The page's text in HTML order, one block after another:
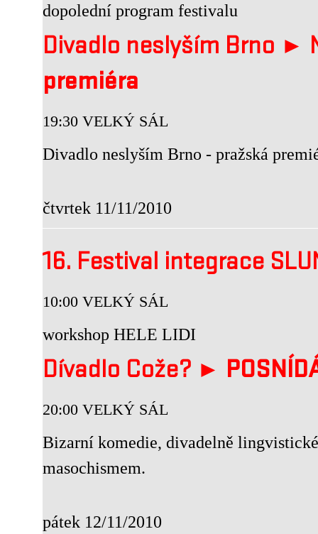
dopolední program festivalu
Divadlo neslyším Brno ►
premiéra
19:30 VELKÝ SÁL
Divadlo neslyším Brno - pražská
čtvrtek 11/11/2010
16. Festival integrace
10:00 VELKÝ SÁL
workshop HELE LIDI
Dívadlo Cože? ►
20:00 VELKÝ SÁL
Bizarní komedie, divadelně
masochismem.
pátek 12/11/2010